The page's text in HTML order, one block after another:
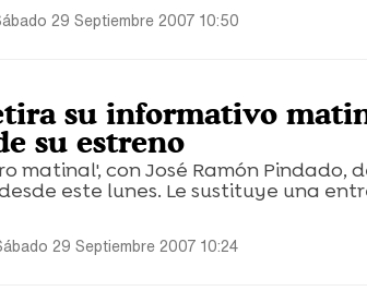
29 Septiembre 2007 10:50
su informativo
su estreno
matinal', con José Ramón Pindado,
este lunes. Le sustituye una
29 Septiembre 2007 10:24